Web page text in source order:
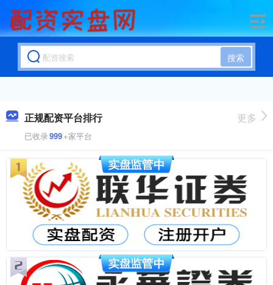
搜索
正规配资平台排行
已收录999+家平台
更多